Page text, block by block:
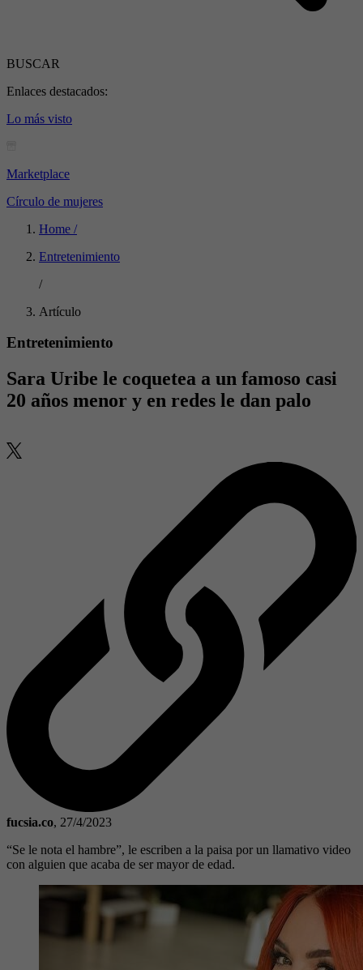
BUSCAR
Enlaces destacados:
Lo más visto
Marketplace
Círculo de mujeres
Home /
Entretenimiento
/
Artículo
Entretenimiento
Sara Uribe le coquetea a un famoso casi
20 años menor y en redes le dan palo
fucsia.co, 27/4/2023
“Se le nota el hambre”, le escriben a la paisa por un llamativo video
con alguien que acaba de ser mayor de edad.